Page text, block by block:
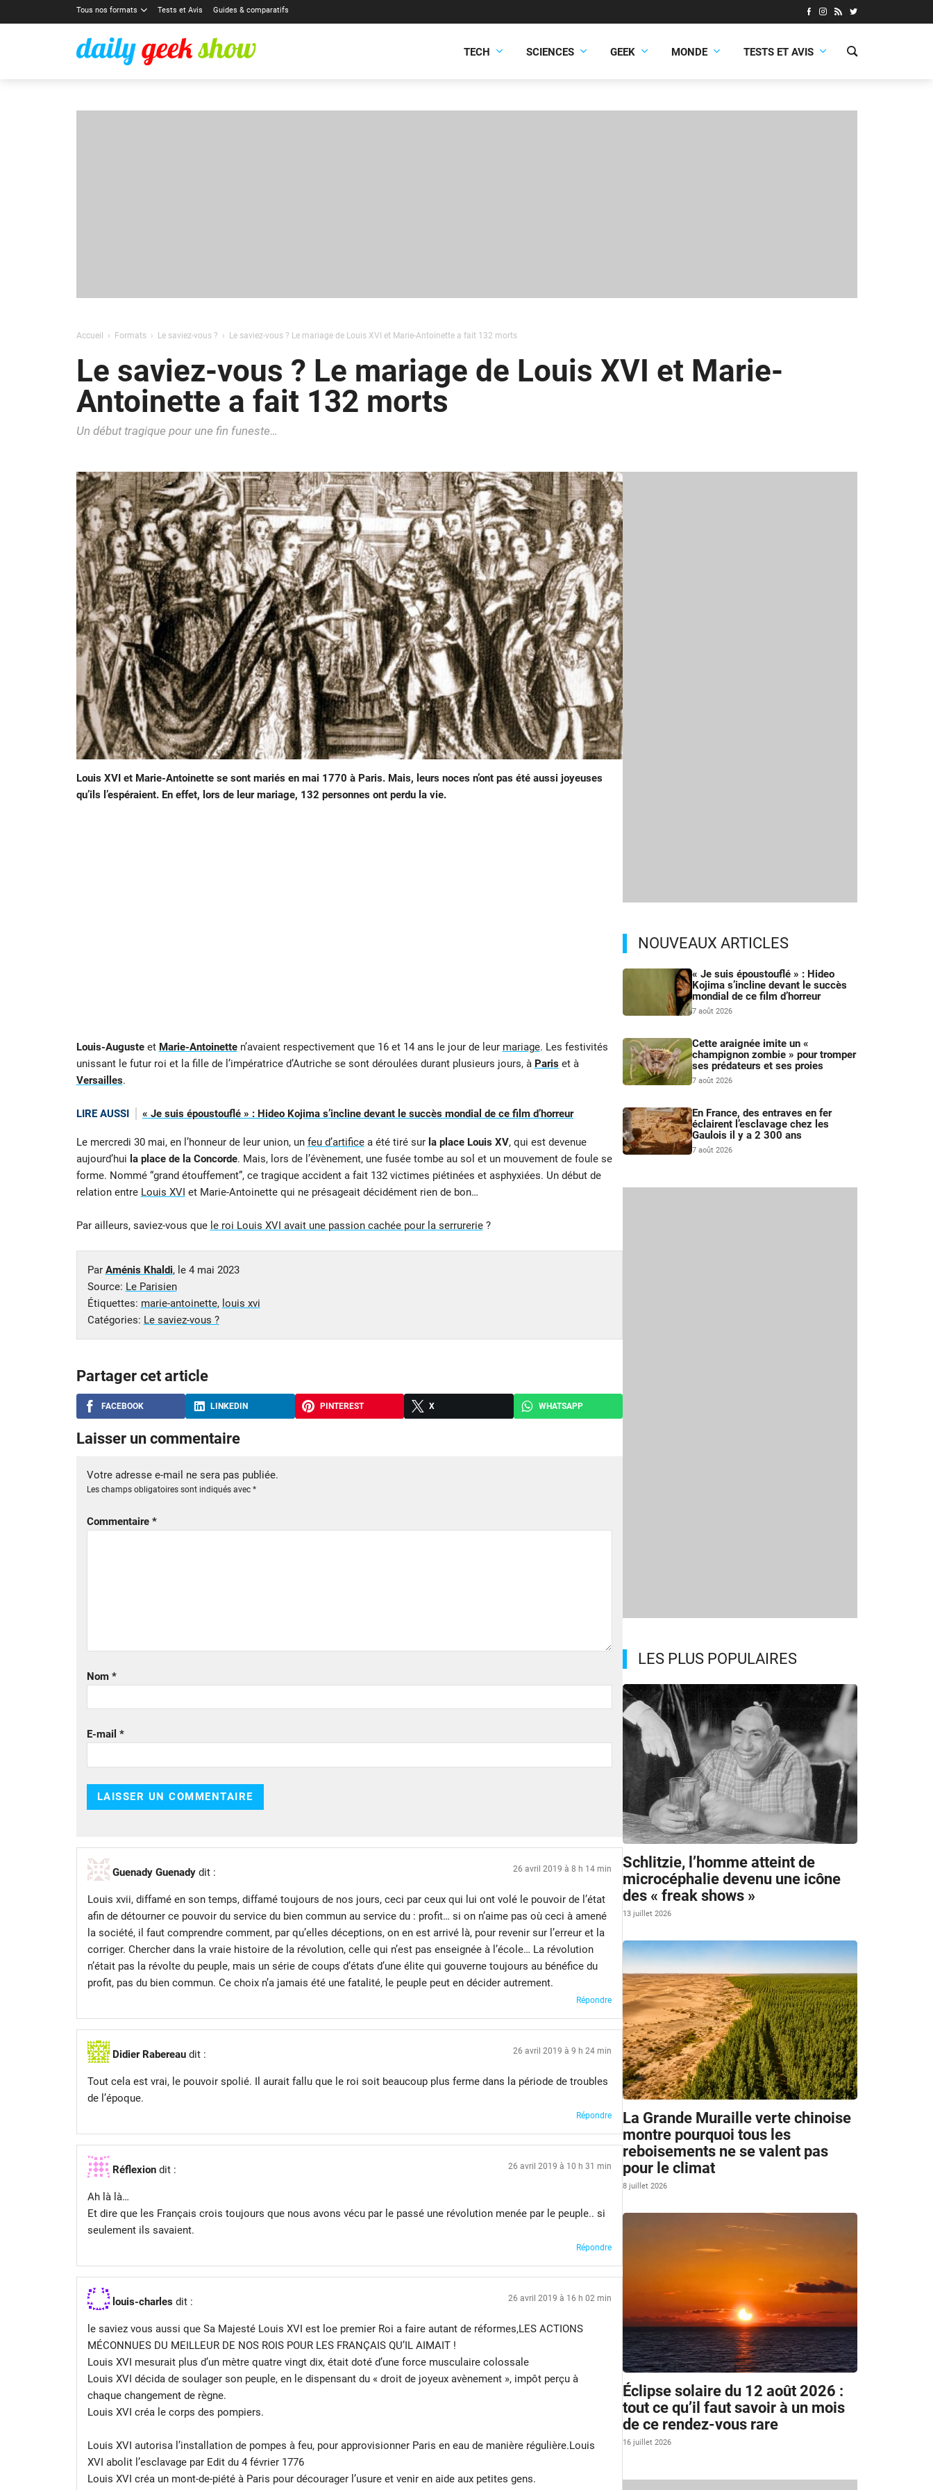
Tous nos formats Tests et Avis Guides & comparatifs
TECH SCIENCES GEEK MONDE TESTS ET AVIS
Accueil Formats Le saviez-vous ? Le saviez-vous ? Le mariage de Louis XVI et Marie-Antoinette a fait 132 morts
Le saviez-vous ? Le mariage de Louis XVI et Marie-
Antoinette a fait 132 morts
Un début tragique pour une fin funeste…
Louis XVI et Marie-Antoinette se sont mariés en mai 1770 à Paris. Mais, leurs noces n’ont pas été aussi joyeuses
qu’ils l’espéraient. En effet, lors de leur mariage, 132 personnes ont perdu la vie.
Louis-Augusteet Marie-Antoinetten’avaient respectivement que 16 et 14 ans le jour de leur mariage. Les festivités
unissant le futur roi et la fille de l’impératrice d’Autriche se sont déroulées durant plusieurs jours, à Pariset à
Versailles.
LIRE AUSSI « Je suis époustouflé » : Hideo Kojima s’incline devant le succès mondial de ce film d’horreur
Le mercredi 30 mai, en l’honneur de leur union, un feu d’artificea été tiré sur la place Louis XV, qui est devenue
aujourd’hui la place de la Concorde. Mais, lors de l’évènement, une fusée tombe au sol et un mouvement de foule se
forme. Nommé “grand étouffement”, ce tragique accident a fait 132 victimes piétinées et asphyxiées. Un début de
relation entre Louis XVI et Marie-Antoinette qui ne présageait décidément rien de bon…
Par ailleurs, saviez-vous que le roi Louis XVI avait une passion cachée pour la serrurerie?
Par Aménis Khaldi, le 4 mai 2023
Source: Le Parisien
Étiquettes: marie-antoinette, louis xvi
Catégories: Le saviez-vous ?
Partager cet article
FACEBOOK LINKEDIN PINTEREST X WHATSAPP
Laisser un commentaire
Votre adresse e-mail ne sera pas publiée.
Les champs obligatoires sont indiqués avec *
Commentaire *
Nom *
E-mail *
Guenady Guenady dit : 26 avril 2019 à 8 h 14 min
Louis xvii, diffamé en son temps, diffamé toujours de nos jours, ceci par ceux qui lui ont volé le pouvoir de l’état
afin de détourner ce pouvoir du service du bien commun au service du : profit… si on n’aime pas où ceci à amené
la société, il faut comprendre comment, par qu’elles déceptions, on en est arrivé là, pour revenir sur l’erreur et la
corriger. Chercher dans la vraie histoire de la révolution, celle qui n’est pas enseignée à l’école… La révolution
n’était pas la révolte du peuple, mais un série de coups d’états d’une élite qui gouverne toujours au bénéfice du
profit, pas du bien commun. Ce choix n’a jamais été une fatalité, le peuple peut en décider autrement.
Répondre
Didier Rabereau dit : 26 avril 2019 à 9 h 24 min
Tout cela est vrai, le pouvoir spolié. Il aurait fallu que le roi soit beaucoup plus ferme dans la période de troubles
de l’époque.
Répondre
Réflexion dit : 26 avril 2019 à 10 h 31 min
Ah là là…
Et dire que les Français crois toujours que nous avons vécu par le passé une révolution menée par le peuple.. si
seulement ils savaient.
Répondre
louis-charles dit : 26 avril 2019 à 16 h 02 min
le saviez vous aussi que Sa Majesté Louis XVI est loe premier Roi a faire autant de réformes,LES ACTIONS
MÉCONNUES DU MEILLEUR DE NOS ROIS POUR LES FRANÇAIS QU’IL AIMAIT !
Louis XVI mesurait plus d’un mètre quatre vingt dix, était doté d’une force musculaire colossale
Louis XVI décida de soulager son peuple, en le dispensant du « droit de joyeux avènement », impôt perçu à
chaque changement de règne.
Louis XVI créa le corps des pompiers.
Louis XVI autorisa l’installation de pompes à feu, pour approvisionner Paris en eau de manière régulière.Louis
XVI abolit l’esclavage par Edit du 4 février 1776
Louis XVI créa un mont-de-piété à Paris pour décourager l’usure et venir en aide aux petites gens.
NOUVEAUX ARTICLES
« Je suis époustouflé » : Hideo
Kojima s’incline devant le succès
mondial de ce film d’horreur
7 août 2026
Cette araignée imite un «
champignon zombie » pour tromper
ses prédateurs et ses proies
7 août 2026
En France, des entraves en fer
éclairent l’esclavage chez les
Gaulois il y a 2 300 ans
7 août 2026
LES PLUS POPULAIRES
Schlitzie, l’homme atteint de
microcéphalie devenu une icône
des « freak shows »
13 juillet 2026
La Grande Muraille verte chinoise
montre pourquoi tous les
reboisements ne se valent pas
pour le climat
8 juillet 2026
Éclipse solaire du 12 août 2026 :
tout ce qu’il faut savoir à un mois
de ce rendez-vous rare
16 juillet 2026